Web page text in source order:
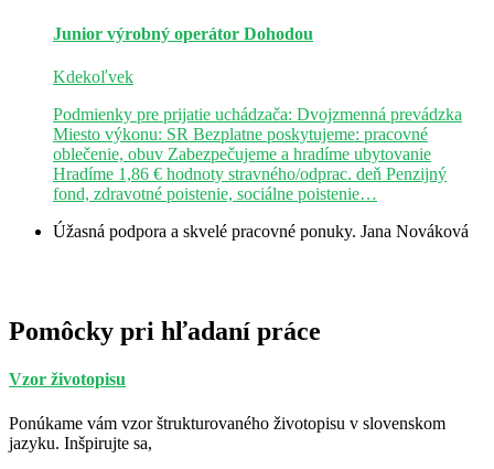
Junior výrobný operátor Dohodou
Kdekoľvek
Podmienky pre prijatie uchádzača: Dvojzmenná prevádzka
Miesto výkonu: SR Bezplatne poskytujeme: pracovné
oblečenie, obuv Zabezpečujeme a hradíme ubytovanie
Hradíme 1,86 € hodnoty stravného/odprac. deň Penzijný
fond, zdravotné poistenie, sociálne poistenie…
Úžasná podpora a skvelé pracovné ponuky. Jana Nováková
Pomôcky pri hľadaní práce
Vzor životopisu
Ponúkame vám vzor štrukturovaného životopisu v slovenskom
jazyku. Inšpirujte sa,